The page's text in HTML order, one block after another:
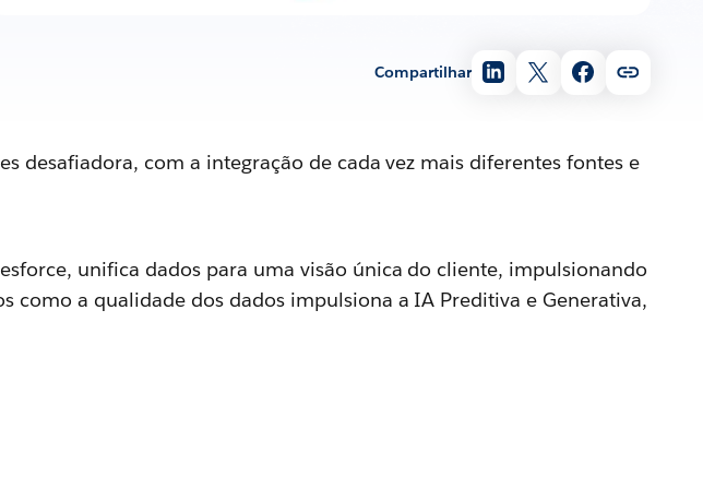
Compartilhar
desafiadora, com a integração de cada vez mais diferentes fontes e
unifica dados para uma visão única do cliente, impulsionando
a qualidade dos dados impulsiona a IA Preditiva e Generativa,